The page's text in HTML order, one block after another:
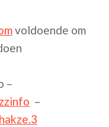
voldoende om
–
–